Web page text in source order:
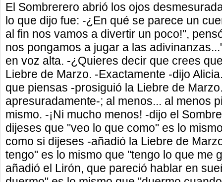
El Sombrerero abrió los ojos
lo que dijo fue: -¿En qué se parece un
al fin nos vamos a divertir un poco!",
nos pongamos a jugar a las
en voz alta. -¿Quieres decir que crees
Liebre de Marzo. -Exactamente -dijo
que piensas -prosiguió la Liebre de
apresuradamente-; al menos... al menos
mismo. -¡Ni mucho menos! -dijo el
dijeses que "veo lo que como" es lo
como si dijeses -añadió la Liebre de
tengo" es lo mismo que "tengo lo que me
añadió el Lirón, que pareció hablar en